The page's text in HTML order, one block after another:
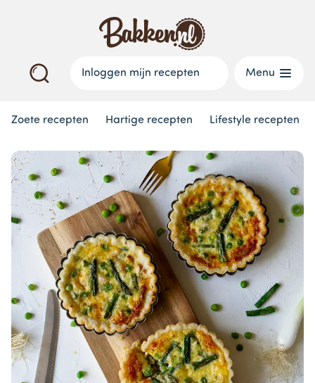
Inloggen mijn recepten Menu
Zoete recepten Hartige recepten Lifestyle recepten